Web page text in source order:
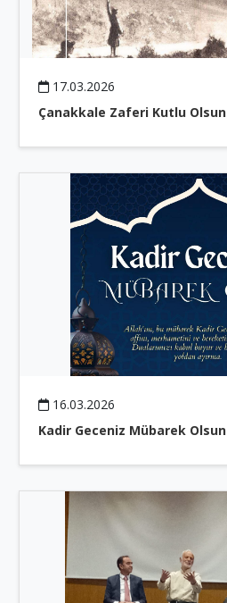
17.03.2026
Çanakkale Zaferi Kutlu Olsun
16.03.2026
Kadir Geceniz Mübarek Olsun